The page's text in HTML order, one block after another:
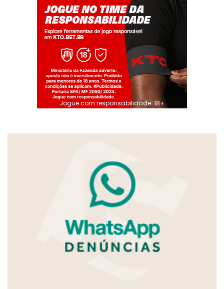
Jogue com responsabilidade. 18+